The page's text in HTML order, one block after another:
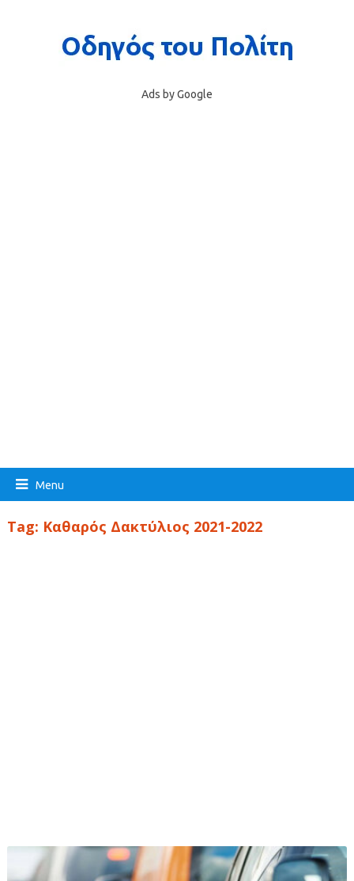
Ads by Google
Menu
Tag: Καθαρός Δακτύλιος 2021-2022